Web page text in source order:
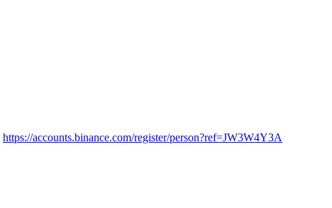
https://accounts.binance.com/register/person?ref=JW3W4Y3A